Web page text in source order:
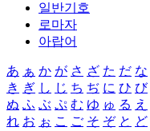
일반기호
로마자
아랍어
あ ぁ か が さ ざ た だ な
き ぎ し じ ち ぢ に ひ び
ぬ ふ ぶ ぷ む ゆ ゅ る え
れ お ぉ こ ご そ ぞ と ど